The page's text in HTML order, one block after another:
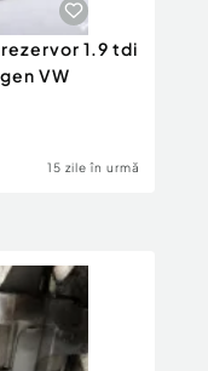
1.9 tdi
VW
15 zile în urmă